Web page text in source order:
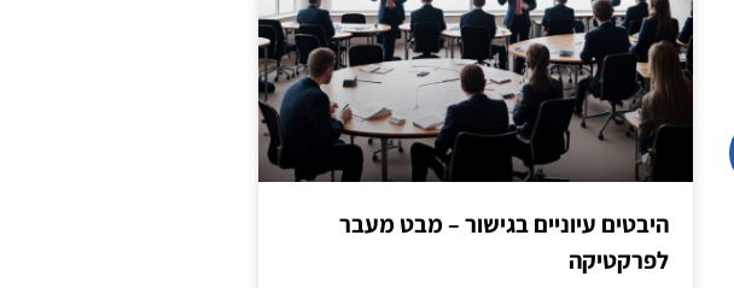
היבטים עיוניים בגישור – מבט מעבר
לפרקטיקה